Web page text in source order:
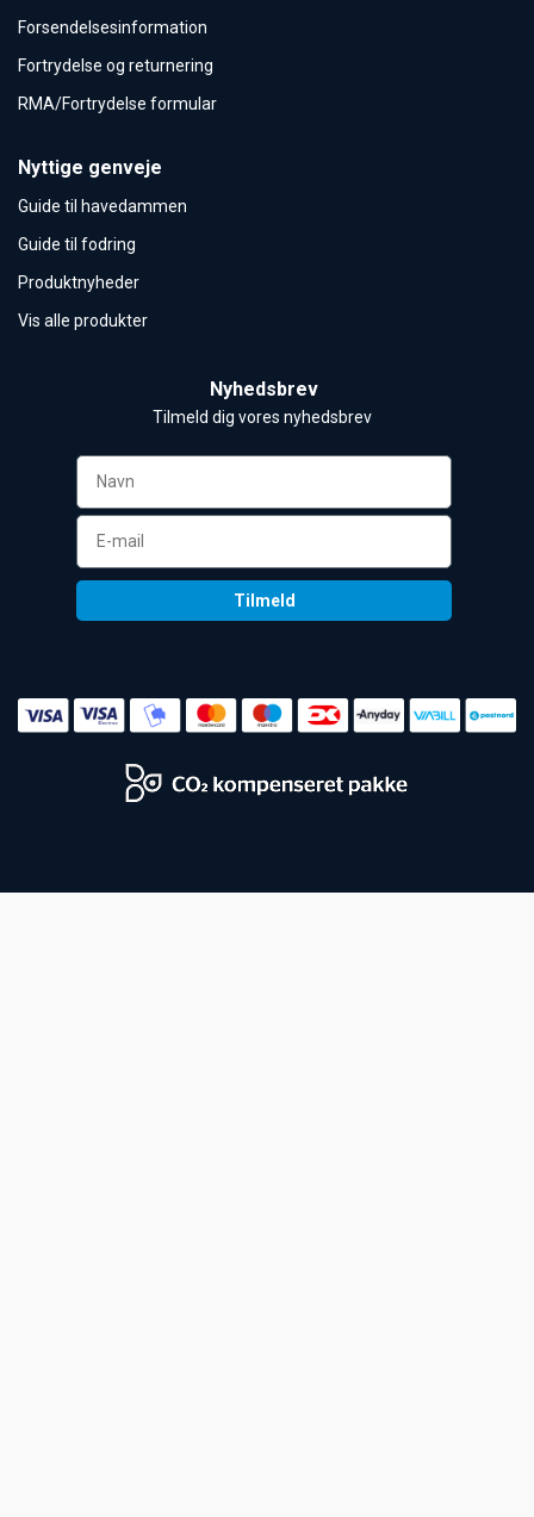
Forsendelsesinformation
Fortrydelse og returnering
RMA/Fortrydelse formular
Nyttige genveje
Guide til havedammen
Guide til fodring
Produktnyheder
Vis alle produkter
Nyhedsbrev
Tilmeld dig vores nyhedsbrev
Tilmeld